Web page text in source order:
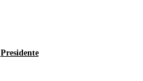
Presidente